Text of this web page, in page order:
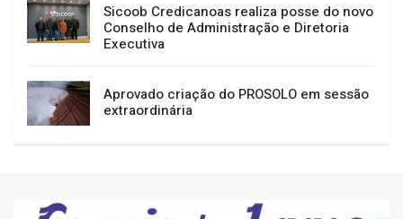
Sicoob Credicanoas realiza posse do novo
Conselho de Administração e Diretoria
Executiva
Aprovado criação do PROSOLO em sessão
extraordinária